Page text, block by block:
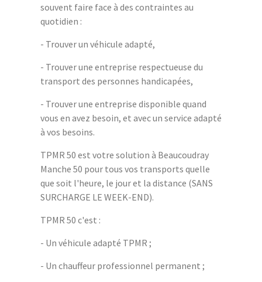
souvent faire face à des contraintes au
quotidien :
- Trouver un véhicule adapté,
- Trouver une entreprise respectueuse du
transport des personnes handicapées,
- Trouver une entreprise disponible quand
vous en avez besoin, et avec un service adapté
à vos besoins.
TPMR 50 est votre solution à Beaucoudray
Manche 50 pour tous vos transports quelle
que soit l'heure, le jour et la distance (SANS
SURCHARGE LE WEEK-END).
TPMR 50 c'est :
- Un véhicule adapté TPMR ;
- Un chauffeur professionnel permanent ;